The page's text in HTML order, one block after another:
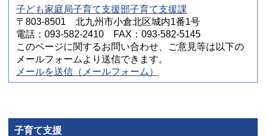
子ども家庭局子育て支援部子育て支援課
〒803-8501 北九州市小倉北区城内1番1号
電話：093-582-2410 FAX：093-582-5145
このページに関するお問い合わせ、ご意見等は以下の
メールフォームより送信できます。
メールを送信（メールフォーム）
子育て支援